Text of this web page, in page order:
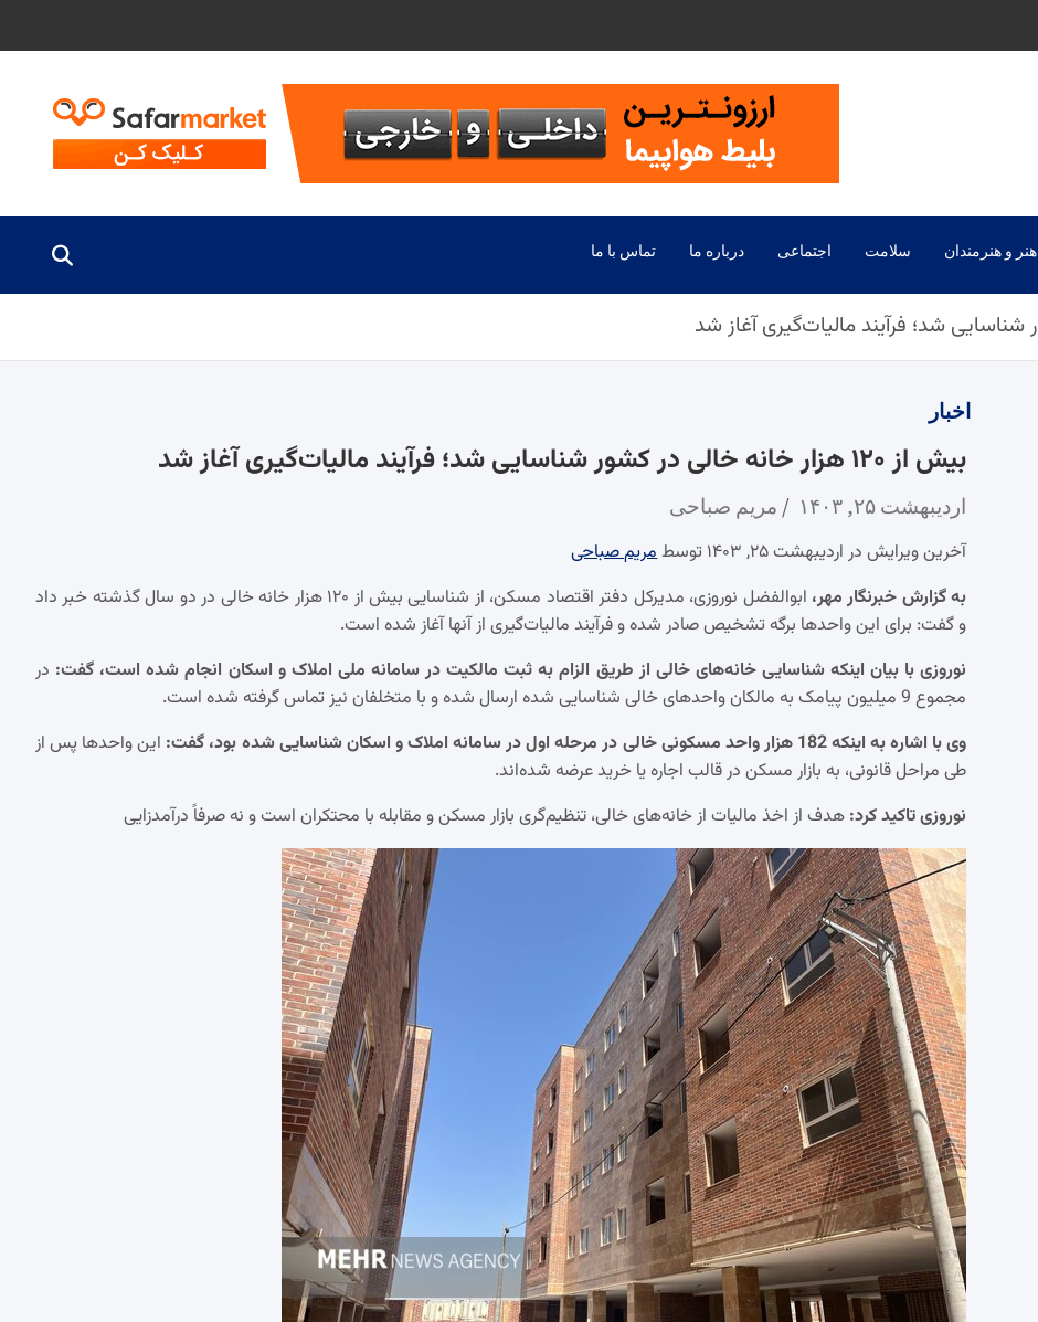
هنر و هنرمندان سلامت اجتماعی درباره ما تماس با ما
اخبار
بیش از ۱۲۰ هزار خانه خالی در کشور شناسایی شد؛ فرآیند مالیات‌گیری آغاز شد
اردیبهشت ۲۵, ۱۴۰۳ مریم صباحی
آخرین ویرایش در اردیبهشت ۲۵, ۱۴۰۳ توسط
مریم صباحی
به گزارش خبرنگار مهر،
ابوالفضل نوروزی، مدیرکل دفتر اقتصاد مسکن، از شناسایی بیش از ۱۲۰ هزار خانه خالی در دو سال گذشته خبر داد
و گفت: برای این واحدها برگه تشخیص صادر شده و فرآیند مالیات‌گیری از آنها آغاز شده است.
نوروزی با بیان اینکه شناسایی خانه‌های خالی از طریق الزام به ثبت مالکیت در سامانه ملی املاک و اسکان انجام شده است، گفت: در
مجموع 9 میلیون پیامک به مالکان واحدهای خالی شناسایی شده ارسال شده و با متخلفان نیز تماس گرفته شده است.
وی با اشاره به اینکه 182 هزار واحد مسکونی خالی در مرحله اول در سامانه املاک و اسکان شناسایی شده بود، گفت:
این واحدها پس از
طی مراحل قانونی، به بازار مسکن در قالب اجاره یا خرید عرضه شده‌اند.
نوروزی تاکید کرد: هدف از اخذ مالیات از خانه‌های خالی، تنظیم‌گری بازار مسکن و مقابله با محتکران است و نه صرفاً درآمدزایی